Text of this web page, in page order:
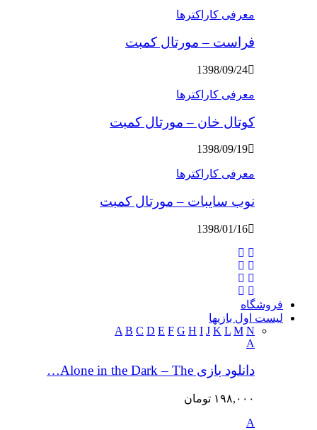
معرفی کاراکترها
فراست – مورتال کمبت
1398/09/24
معرفی کاراکترها
کوتال خان – مورتال کمبت
1398/09/19
معرفی کاراکترها
نوب سایبات – مورتال کمبت
1398/01/16
فروشگاه
لیست اول بازیها
A B C D E F G H I J K L M N
A
دانلود بازی Alone in the Dark – The…
۱۹۸,۰۰۰ تومان
A